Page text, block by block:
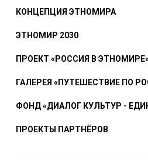
КОНЦЕПЦИЯ ЭТНОМИРА
ЭТНОМИР 2030
ПРОЕКТ «РОССИЯ В
ГАЛЕРЕЯ «ПУТЕШЕСТВИЕ ПО
ФОНД «ДИАЛОГ КУЛЬТУР -
ПРОЕКТЫ ПАРТНЁРОВ